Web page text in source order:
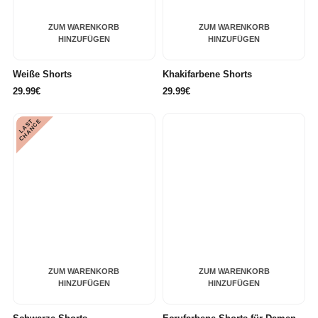
ZUM WARENKORB
HINZUFÜGEN
Weiße Shorts
29.99€
ZUM WARENKORB
HINZUFÜGEN
Khakifarbene Shorts
29.99€
ZUM WARENKORB
HINZUFÜGEN
L
A
S
T
C
H
A
N
C
E
ZUM WARENKORB
HINZUFÜGEN